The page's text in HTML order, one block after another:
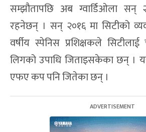
सम्झौतापछि अब ग्वार्डिओला सन्
रहनेछन् । सन् २०१६ मा सिटीको
वर्षीय स्पेनिस प्रशिक्षकले
लिगको उपाधि जिताइसकेका छन् ।
एफए कप पनि जितेका छन् ।